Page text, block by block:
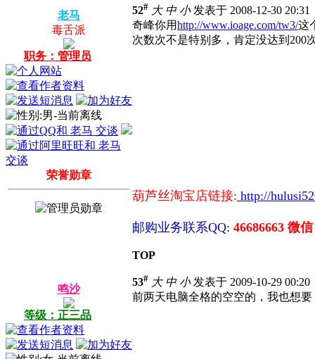
老马
毒舌派
职务：管理员
荣誉勋章
52# 大 中 小发表于 2008-12-30 20:31
奇峰你用http://www.ioage.com/tw3/这
次数次不是特别多，肯定没达到200
葫芦丝淘宝店链接: http://
邮购业务联系QQ: 46686663 微
TOP
鸣沙
等级：正三品
53# 大 中 小发表于 2009-10-29 00:20
前两天电脑全格的空空的，我也想要